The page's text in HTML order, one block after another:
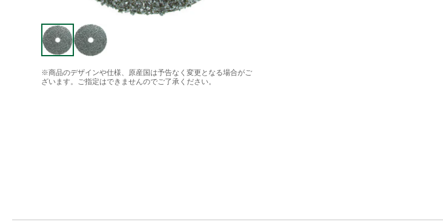
※商品のデザインや仕様、原産国は予告なく変更となる場合がご
ざいます。ご指定はできませんのでご了承ください。